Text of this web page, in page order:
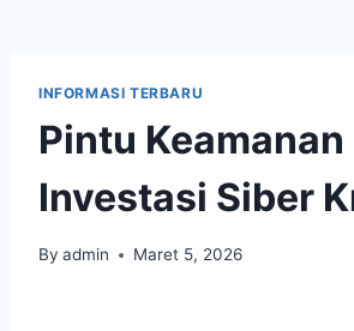
INFORMASI TERBARU
Pintu
Investasi Siber
By admin Maret 5, 2026